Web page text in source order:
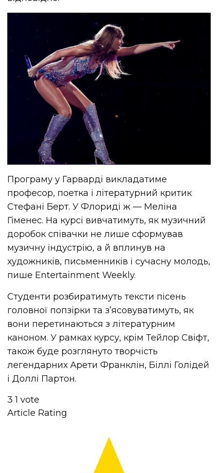
Програму у Гарварді викладатиме
професор, поетка і літературний критик
Стефані Берт. У Флориді ж — Меліна
Гіменес. На курсі вивчатимуть, як музичний
доробок співачки не лише сформував
музичну індустрію, а й вплинув на
художників, письменників і сучасну молодь,
пише Entertainment Weekly.
Студенти розбиратимуть тексти пісень
головної попзірки та з’ясовуватимуть, як
вони перетинаються з літературним
каноном. У рамках курсу, крім Тейлор Свіфт,
також буде розглянуто творчість
легендарних Арети Франклін, Біллі Голідей
і Доллі Партон.
3 1 vote
Article Rating